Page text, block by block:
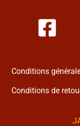
Conditions
Conditions de